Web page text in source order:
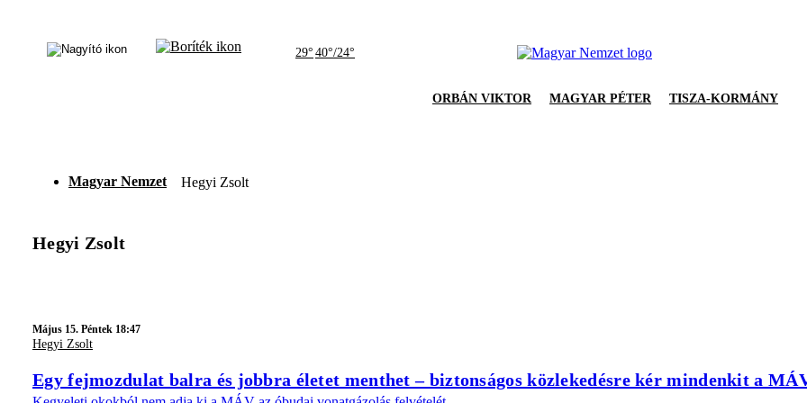
29° 40°/24°
ORBÁN VIKTOR MAGYAR PÉTER TISZA-KORMÁNY
Magyar Nemzet Hegyi Zsolt
Hegyi Zsolt
Május 15. Péntek 18:47
Hegyi Zsolt
Egy fejmozdulat balra és jobbra életet menthet – biztonságos közlekedésre kér mindenkit a